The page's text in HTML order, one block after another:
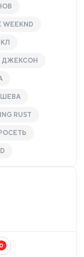
WEEKND
ДЖЕКСОН
RUST
0